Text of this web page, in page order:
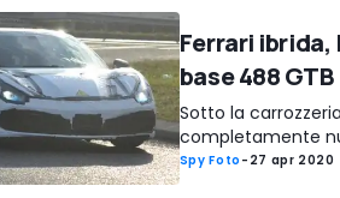
Ferrari ibrida,
base 488 GTB
Sotto la
completamente
Spy Foto - 27 apr 2020